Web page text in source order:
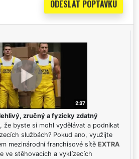
zručný a fyzicky zdatný
že byste si mohl vydělávat a podnikat
službách? Pokud ano, využijte
mezinárodní franchisové sítě EXTRA
ve stěhovacích a vyklízecích